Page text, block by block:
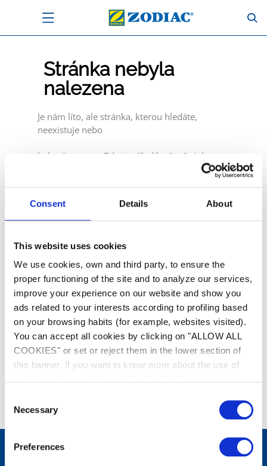
Consent Details About
This website uses cookies
We use cookies, own and third party, to ensure the
proper functioning of the site and to analyze our services,
improve your experience on our website and show you
ads related to your interests according to profiling based
on your browsing habits (for example, websites visited).
You can accept all cookies by clicking on "ALLOW ALL
COOKIES" or set or reject them in the lower section of
this banner. If you want to know more about the use of
Selection
Necessary
Preferences
Stránka nebyla
nalezena
Je nám líto, ale stránka, kterou hledáte,
neexistuje nebo
byla přesunuta. Zde je několik užitečných